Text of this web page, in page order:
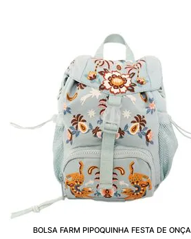
BOLSA FARM PIPOQUINHA FESTA DE ONÇA